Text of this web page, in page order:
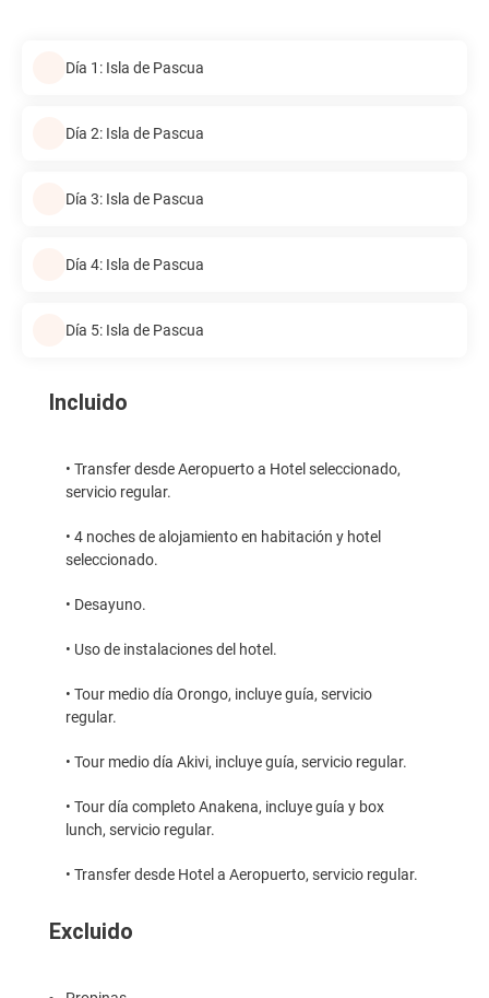
Día 1: Isla de Pascua
Día 2: Isla de Pascua
Día 3: Isla de Pascua
Día 4: Isla de Pascua
Día 5: Isla de Pascua
Incluido
• Transfer desde Aeropuerto a Hotel seleccionado,
servicio regular.
• 4 noches de alojamiento en habitación y hotel
seleccionado.
• Desayuno.
• Uso de instalaciones del hotel.
• Tour medio día Orongo, incluye guía, servicio
regular.
• Tour medio día Akivi, incluye guía, servicio regular.
• Tour día completo Anakena, incluye guía y box
lunch, servicio regular.
• Transfer desde Hotel a Aeropuerto, servicio regular.
Excluido